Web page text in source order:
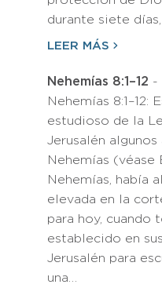
durante siete
LEER MÁS
Nehemías 8:1–12 -
Nehemías 8:1–12:
estudioso de la
Jerusalén algunos
Nehemías (véase
Nehemías, había
elevada en la
para hoy, cuando
establecido en
Jerusalén para
una…